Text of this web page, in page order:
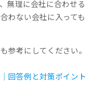
無理に会社に合わせる
わない会社に入っても
参考にしてください。
回答例と対策ポイント